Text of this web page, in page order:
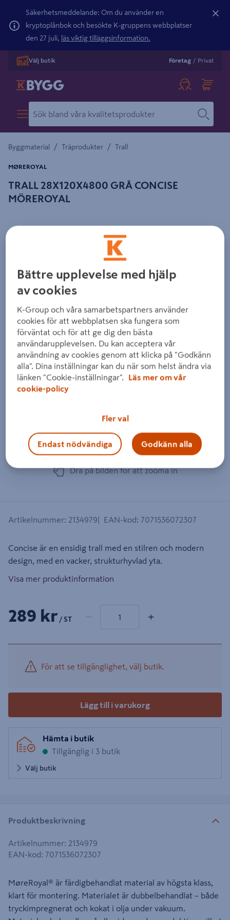
Säkerhetsmeddelande: Om du använder en
kryptoplånbok och besökte K-gruppens webbplatser
den 27 juli, läs viktig tilläggsinformation.
Välj butik Företag / Privat
Byggmaterial / Träprodukter / Trall
TRALL 28X120X4800 GRÅ CONCISE
MÖREROYAL
MØREROYAL
Dra på bilden för att zooma in
Artikelnummer: 2134979 EAN-kod: 7071536072307
Concise är en ensidig trall med en stilren och modern
design, med en vacker, strukturhyvlad yta.
Visa mer produktinformation
289 kr / ST − +
För att se tillgänglighet, välj butik.
Lägg till i varukorg
Hämta i butik
Tillgänglig i 3 butik
Välj butik
Produktbeskrivning
Artikelnummer: 2134979
EAN-kod: 7071536072307
MøreRoyal® är färdigbehandlat material av högsta klass,
klart för montering. Materialet är dubbelbehandlat – både
tryckimpregnerat och kokat i olja under vakuum.
Bättre upplevelse med hjälp
av cookies
K-Group och våra samarbetspartners använder
cookies för att webbplatsen ska fungera som
förväntat och för att ge dig den bästa
användarupplevelsen. Du kan acceptera vår
användning av cookies genom att klicka på "Godkänn
alla". Dina inställningar kan du när som helst ändra via
länken "Cookie-inställningar".
Läs mer om vår
cookie-policy
Fler val
Endast nödvändiga Godkänn alla